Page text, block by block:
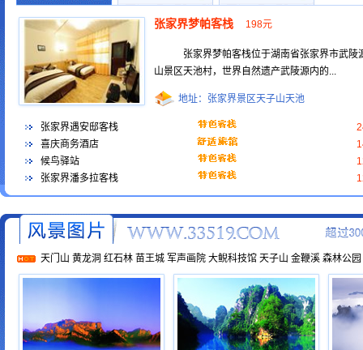
张家界梦帕客栈 198元
张家界梦帕客栈位于湖南省张家界市武陵
山景区天池村，世界自然遗产武陵源内的...
地址：张家界景区天子山天池
张家界遇安邸客栈
喜庆商务酒店
候鸟驿站
张家界潘多拉客栈
天门山 黄龙洞 红石林 苗王城 军声画院 大鲵科技馆 天子山 金鞭溪 森林公园